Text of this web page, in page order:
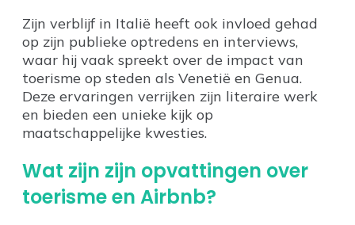
Zijn verblijf in Italië heeft ook invloed gehad
op zijn publieke optredens en interviews,
waar hij vaak spreekt over de impact van
toerisme op steden als Venetië en Genua.
Deze ervaringen verrijken zijn literaire werk
en bieden een unieke kijk op
maatschappelijke kwesties.
Wat zijn zijn opvattingen over
toerisme en Airbnb?